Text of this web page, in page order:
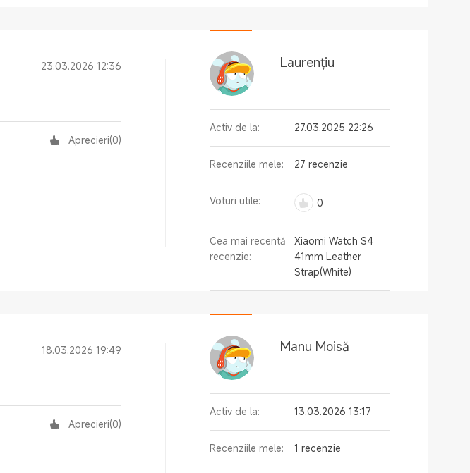
23.03.2026 12:36
Aprecieri(0)
Laurențiu
Activ de la: 27.03.2025 22:26
Recenziile mele: 27 recenzie
Voturi utile: 0
Cea mai recentă
recenzie:
Xiaomi Watch S4
41mm Leather
Strap(White)
18.03.2026 19:49
Aprecieri(0)
Manu Moisă
Activ de la: 13.03.2026 13:17
Recenziile mele: 1 recenzie